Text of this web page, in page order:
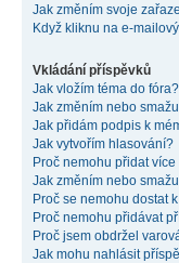
Jak změním svoje
Když kliknu na e-
Vkládání příspěvků
Jak vložím téma do fóra?
Jak změním nebo
Jak přidám podpis k
Jak vytvořím hlasování?
Proč nemohu přidat
Jak změním nebo
Proč se nemohu dostat
Proč nemohu přidávat
Proč jsem obdržel
Jak mohu nahlásit